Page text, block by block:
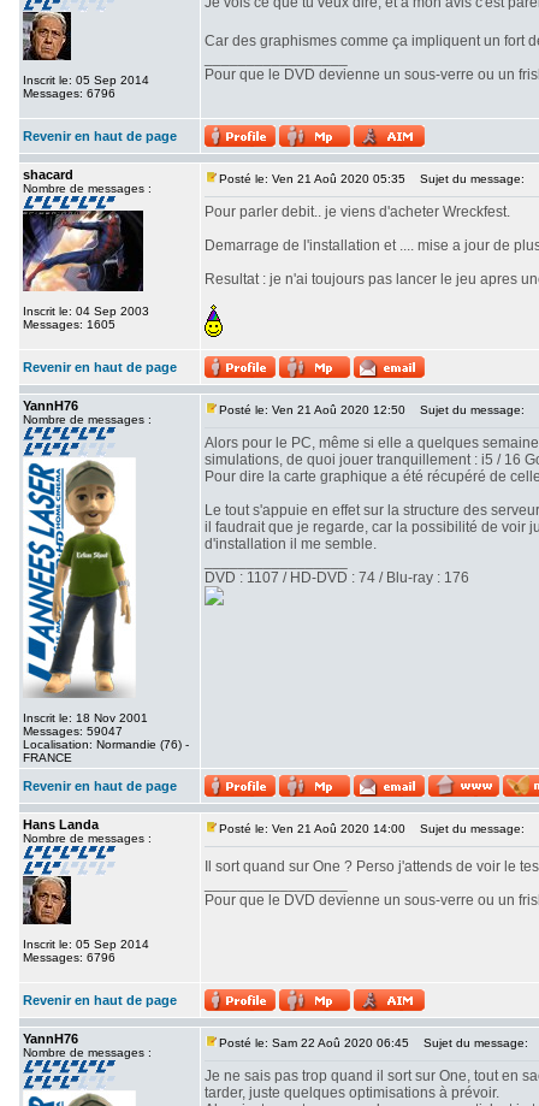
Inscrit le: 05 Sep 2014
Messages: 6796
Car des graphismes comme ça impliquent un fort
Pour que le DVD devienne un sous-verre ou un
Revenir en haut de page
shacard
Nombre de messages :
Inscrit le: 04 Sep 2003
Messages: 1605
Posté le: Ven 21 Aoû 2020 05:35 Sujet du message:
Pour parler debit.. je viens d'acheter Wreckfest.
Demarrage de l'installation et .... mise a jour de
Resultat : je n'ai toujours pas lancer le jeu apres
Revenir en haut de page
YannH76
Nombre de messages :
Inscrit le: 18 Nov 2001
Messages: 59047
Localisation: Normandie (76) -
FRANCE
Posté le: Ven 21 Aoû 2020 12:50 Sujet du message:
Alors pour le PC, même si elle a quelques
simulations, de quoi jouer tranquillement : i5 / 16
Pour dire la carte graphique a été récupéré de
Le tout s'appuie en effet sur la structure des
il faudrait que je regarde, car la possibilité de voir
d'installation il me semble.
DVD : 1107 / HD-DVD : 74 / Blu-ray : 176
Revenir en haut de page
Hans Landa
Nombre de messages :
Inscrit le: 05 Sep 2014
Messages: 6796
Posté le: Ven 21 Aoû 2020 14:00 Sujet du message:
Il sort quand sur One ? Perso j'attends de voir le
Pour que le DVD devienne un sous-verre ou un
Revenir en haut de page
YannH76
Nombre de messages :
Posté le: Sam 22 Aoû 2020 06:45 Sujet du message:
Je ne sais pas trop quand il sort sur One, tout en
tarder, juste quelques optimisations à prévoir.